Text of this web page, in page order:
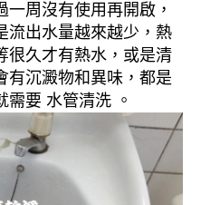
周沒有使用再開啟，
流出水量越來越少，熱
很久才有熱水，或是清
有沉澱物和異味，都是
需要 水管清洗 。